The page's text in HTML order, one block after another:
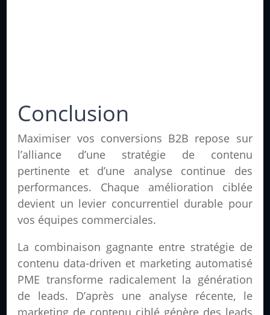
Conclusion
Maximiser vos conversions B2B repose sur
l’alliance d’une stratégie de contenu
pertinente et d’une analyse continue des
performances. Chaque amélioration ciblée
devient un levier concurrentiel durable pour
vos équipes commerciales.
La combinaison gagnante entre stratégie de
contenu data-driven et marketing automatisé
PME transforme radicalement la génération
de leads. D’après une analyse récente, le
marketing de contenu ciblé génère des leads